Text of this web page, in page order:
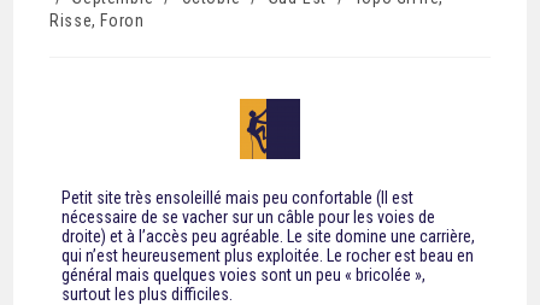
Risse, Foron
Petit site très ensoleillé mais peu confortable (Il est
nécessaire de se vacher sur un câble pour les voies de
droite) et à l’accès peu agréable. Le site domine une carrière,
qui n’est heureusement plus exploitée. Le rocher est beau en
général mais quelques voies sont un peu « bricolée »,
surtout les plus difficiles.